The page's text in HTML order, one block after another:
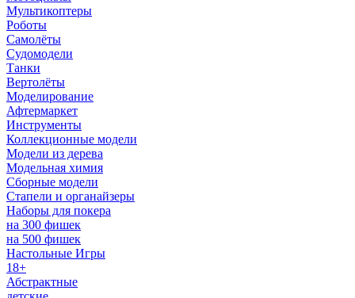
Мультикоптеры
Роботы
Самолёты
Судомодели
Танки
Вертолёты
Моделирование
Афтермаркет
Инструменты
Коллекционные модели
Модели из дерева
Модельная химия
Сборные модели
Стапели и органайзеры
Наборы для покера
на 300 фишек
на 500 фишек
Настольные Игры
18+
Абстрактные